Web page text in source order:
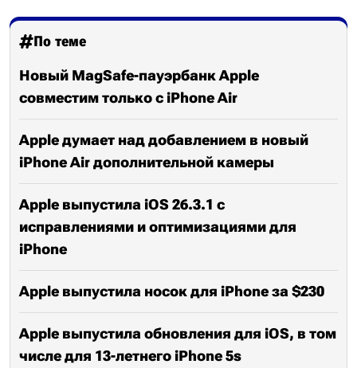
По теме
Новый MagSafe-пауэрбанк Apple
совместим только с iPhone Air
Apple думает над добавлением в новый
iPhone Air дополнительной камеры
Apple выпустила iOS 26.3.1 с
исправлениями и оптимизациями для
iPhone
Apple выпустила носок для iPhone за $230
Apple выпустила обновления для iOS, в том
числе для 13-летнего iPhone 5s